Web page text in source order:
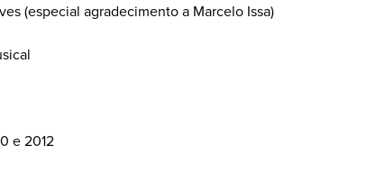
(especial agradecimento a Marcelo Issa)
e 2012